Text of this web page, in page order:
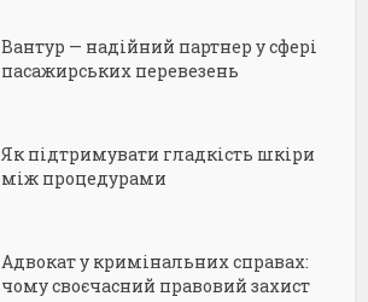
Вантур — надійний партнер у сфері
пасажирських перевезень
Як підтримувати гладкість шкіри
між процедурами
Адвокат у кримінальних справах:
чому своєчасний правовий захист